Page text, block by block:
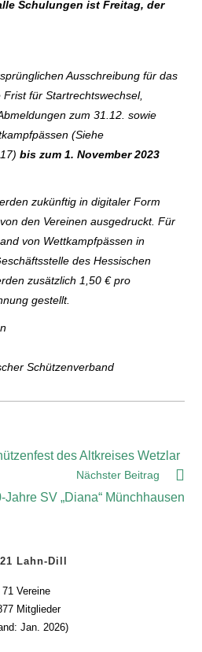
Schulungen ist Freitag, der
Ausschreibung für das
für Startrechtswechsel,
zum 31.12. sowie
(Siehe
17)bis zum 1. November 2023
zukünftig in digitaler Form
den Vereinen ausgedruckt. Für
von Wettkampfpässen in
des Hessischen
zusätzlich 1,50 € pro
gestellt.
Schützenverband
des Altkreises Wetzlar
Nächster Beitrag
Jahre SV „Diana“ Münchhausen
Lahn-Dill
71 Vereine
Mitglieder
Jan. 2026)